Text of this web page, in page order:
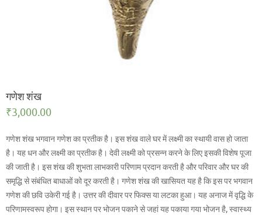
गणेश शंख
₹3,000.00
गणेश शंख भगवान गणेश का प्रतीक है। इस शंख वाले घर में लक्ष्मी का स्थायी वास हो जाता
है। यह धन और लक्ष्मी का प्रतीक है। देवी लक्ष्मी को प्रसन्न करने के लिए इसकी विशेष पूजा
की जाती है। इस शंख की शुभता लाभकारी परिणाम प्रदान करती है और परिवार और घर की
समृद्धि से संबंधित बाधाओं को दूर करती है। गणेश शंख की खासियत यह है कि इस पर भगवान
गणेश की छवि उकेरी गई है। उत्तर की दीवार पर फिक्स या लटका हुआ। यह अनाज में वृद्धि के
परिणामस्वरूप होगा। इस स्थान पर भोजन पकाने से जहां यह पकाया गया भोजन है, स्वास्थ्य